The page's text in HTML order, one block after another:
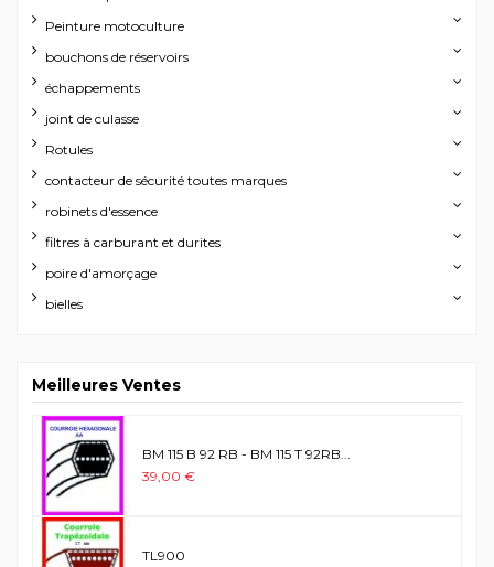
Peinture motoculture
bouchons de réservoirs
échappements
joint de culasse
Rotules
contacteur de sécurité toutes marques
robinets d'essence
filtres à carburant et durites
poire d'amorçage
bielles
Meilleures Ventes
BM 115 B 92 RB - BM 115 T 92RB...
39,00 €
TL900